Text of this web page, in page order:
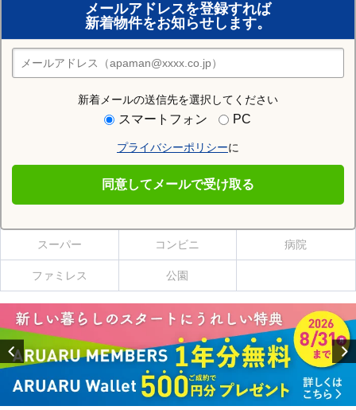
メールアドレスを登録すれば
新着物件をお知らせします。
新着メールの送信先を選択してください
スマートフォン PC
プライバシーポリシーに
同意してメールで受け取る
おまかせ物件リクエスト
住みたい街の店舗を探す
店舗検索
住む街研究所で西和田駅の情報を見る
西和田駅の施設一覧
スーパー コンビニ 病院
ファミレス 公園
Previous